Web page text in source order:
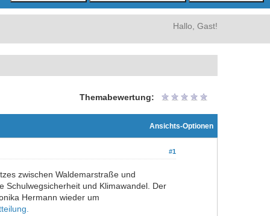
Hallo, Gast!
Themabewertung:
Ansichts-Optionen
#1
zwischen Waldemarstraße und
Schulwegsicherheit und Klimawandel. Der
Hermann wieder um